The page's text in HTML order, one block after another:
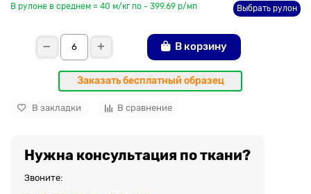
В рулоне в среднем = 40 м/кг по - 399.69 р/мп
Выбрать рулон
В корзину
Заказать бесплатный образец
В закладки В сравнение
Нужна консультация по ткани?
Звоните: